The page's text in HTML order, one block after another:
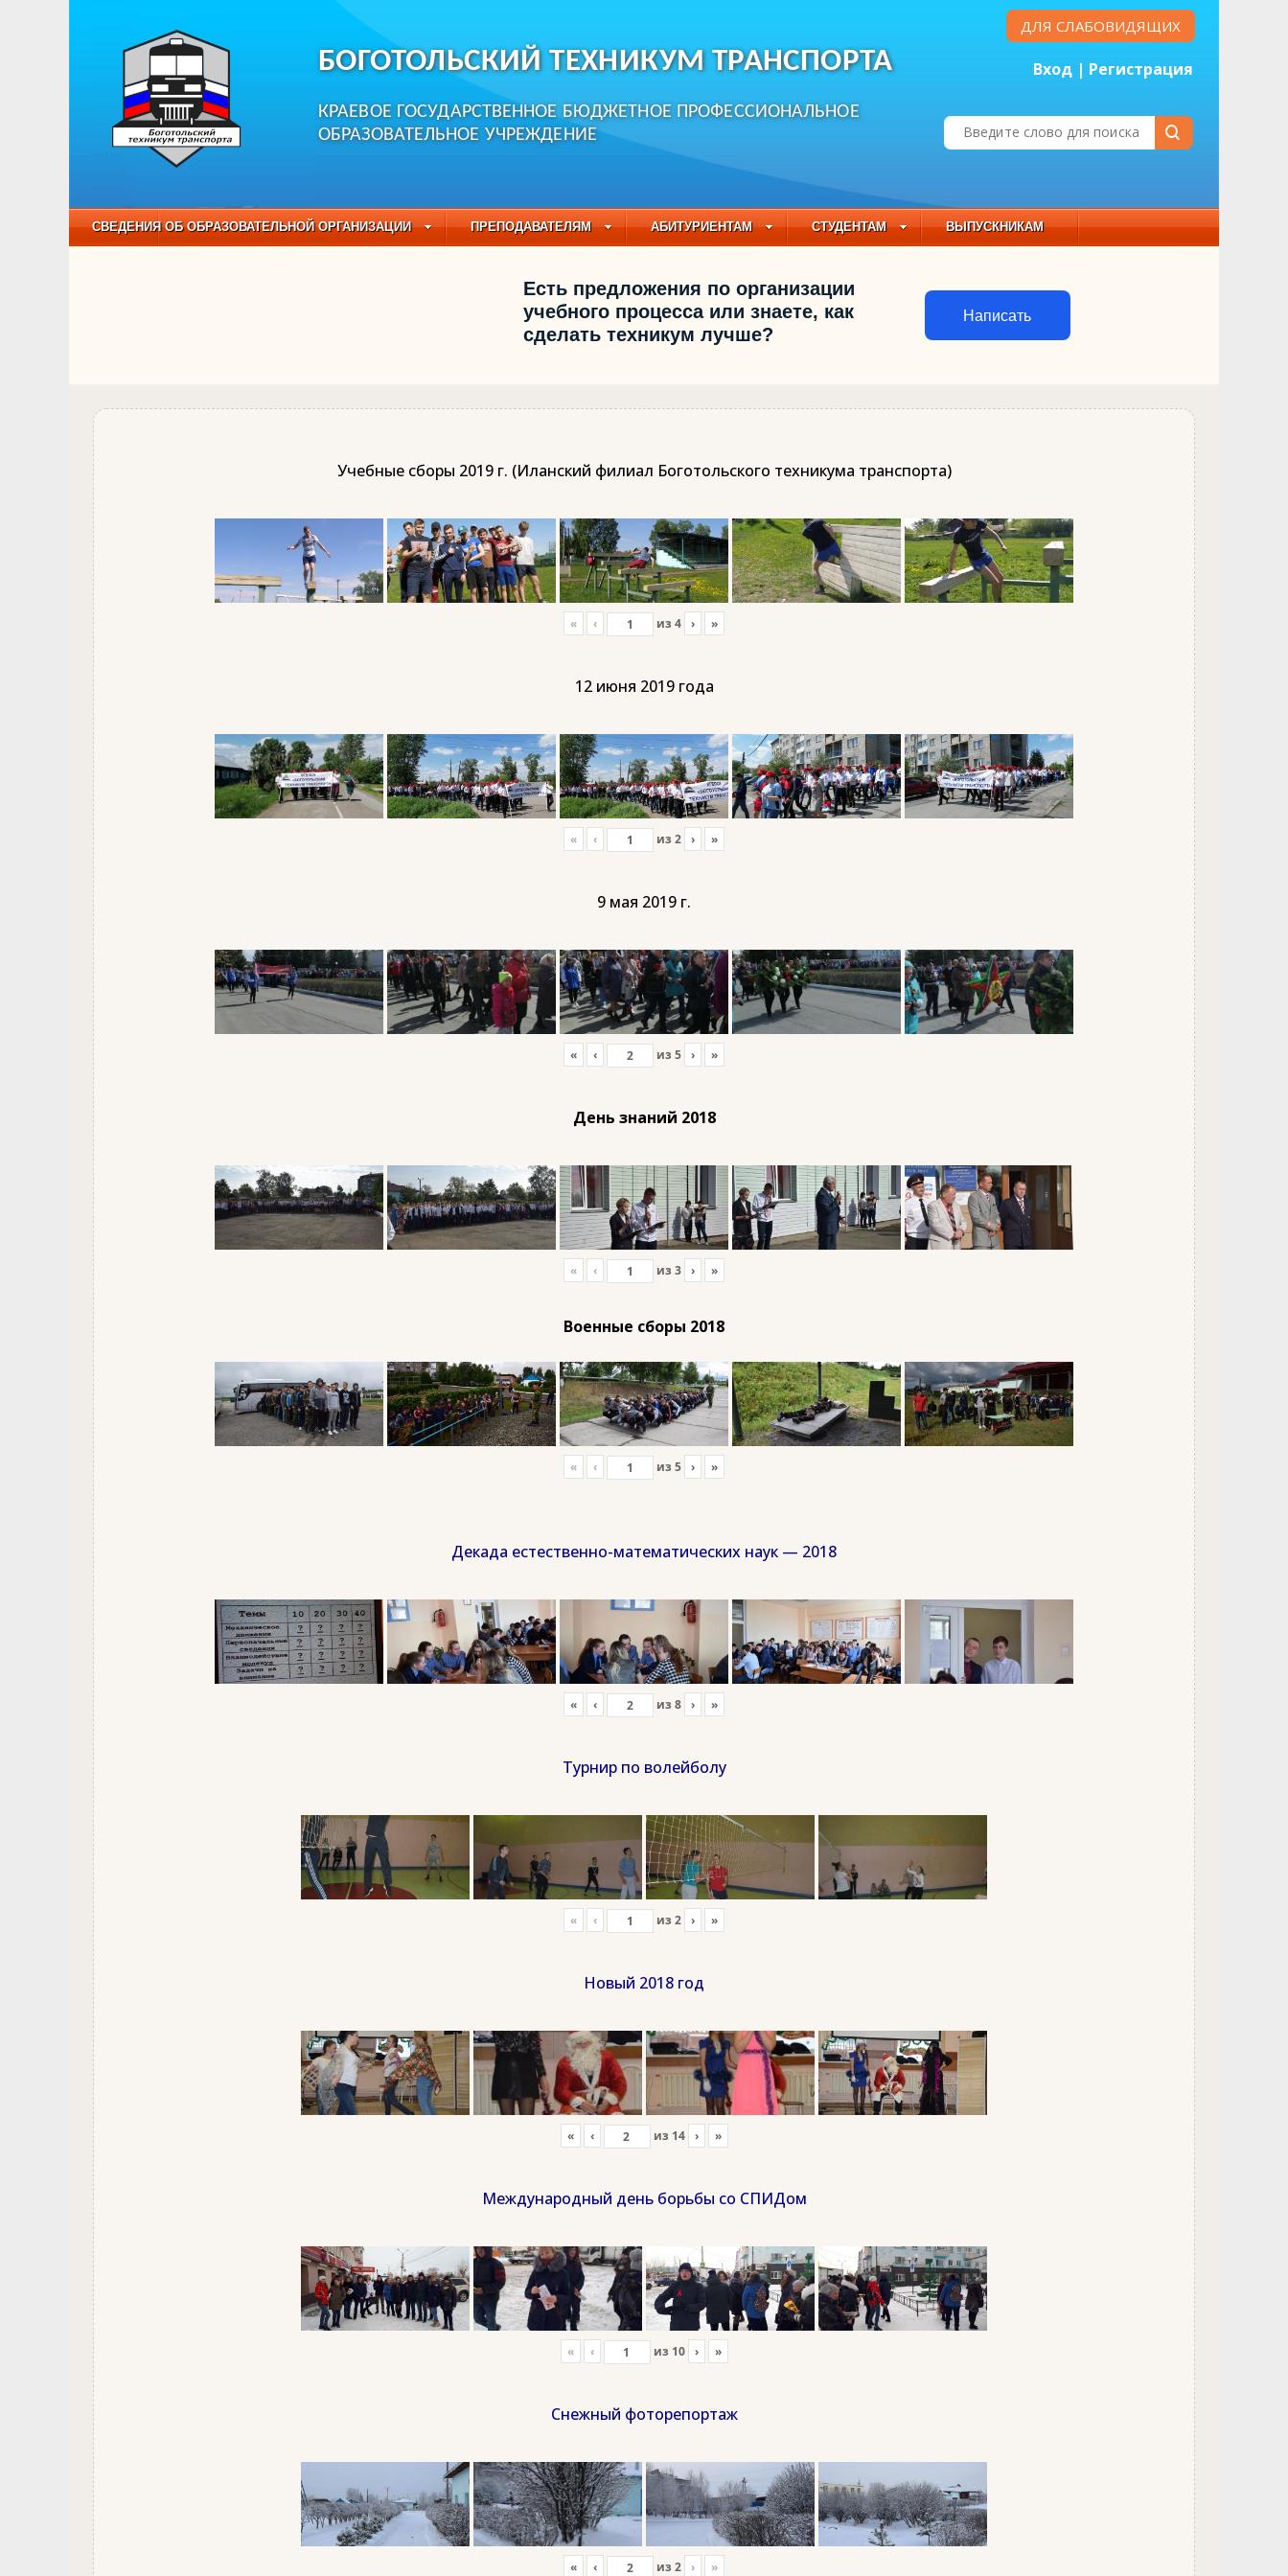
БОГОТОЛЬСКИЙ ТЕХНИКУМ ТРАНСПОРТА
КРАЕВОЕ ГОСУДАРСТВЕННОЕ БЮДЖЕТНОЕ ПРОФЕССИОНАЛЬНОЕ
ОБРАЗОВАТЕЛЬНОЕ УЧРЕЖДЕНИЕ
ДЛЯ СЛАБОВИДЯЩИХ
Вход | Регистрация
СВЕДЕНИЯ ОБ ОБРАЗОВАТЕЛЬНОЙ ОРГАНИЗАЦИИ ПРЕПОДАВАТЕЛЯМ АБИТУРИЕНТАМ СТУДЕНТАМ ВЫПУСКНИКАМ
НАБОР ОБУЧАЮЩИХСЯ НА 2021-2022 УЧЕБНЫЙ ГОД
Есть предложения по организации
учебного процесса или знаете, как
сделать техникум лучше?
Написать
Учебные сборы 2019 г. (Иланский филиал Боготольского техникума транспорта)
« ‹ из 4 › »
12 июня 2019 года
« ‹ из 2 › »
9 мая 2019 г.
« ‹ из 5 › »
День знаний 2018
« ‹ из 3 › »
Военные сборы 2018
« ‹ из 5 › »
Декада естественно-математических наук — 2018
« ‹ из 8 › »
Турнир по волейболу
« ‹ из 2 › »
Новый 2018 год
« ‹ из 14 › »
Международный день борьбы со СПИДом
« ‹ из 10 › »
Снежный фоторепортаж
« ‹ из 2 › »